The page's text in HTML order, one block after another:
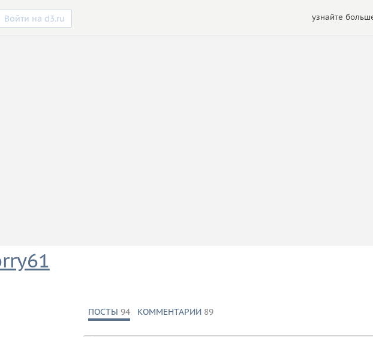
Войти на d3.ru узнайте
ПОСТЫ 94 КОММЕНТАРИИ 89